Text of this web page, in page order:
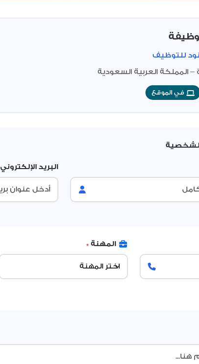
للتوظيف
– المملكة العربية السعودية
في الموقع
البريد الإلكتروني
المهنة *